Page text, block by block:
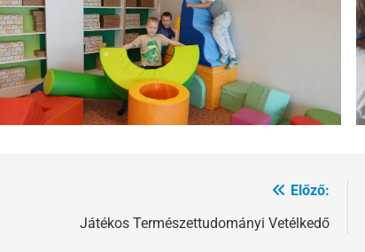
navigáció
Előző:
Játékos Természettudományi Vetélkedő